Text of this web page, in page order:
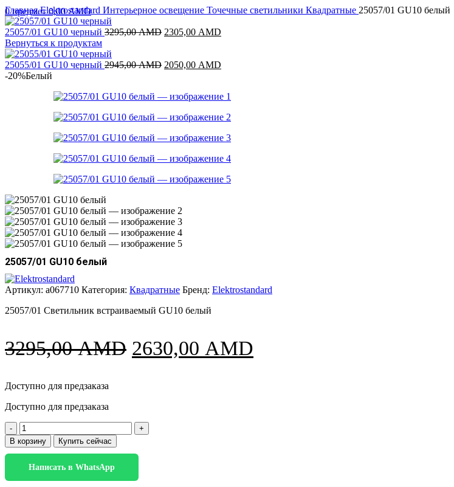
0предмет 0,00AMD
ГлавнаяElektrostandard Интерьерное освещение Точечные светильники Квадратные 25057/01 GU10 белый
25057/01 GU10 черный 3295,00AMD Первоначальная
3295,00 AMD.
2305,00 AMD
Вернуться к продуктам
25055/01 GU10 черный 2945,00AMD Первоначальная
2945,00 AMD.
2050,00 AMD
-20%Белый
25057/01 GU10 белый
Артикул: a067710 Категория: Квадратные Бренд: Elektrostandard
25057/01 Светильник встраиваемый GU10 белый
3295,00AMD Первоначальная
3295,00 AMD.
2630,00 AMD
Доступно для предзаказа
Доступно для предзаказа
Количество
товара
25057/01
белый
В корзину Купить сейчас
Написать в WhatsApp